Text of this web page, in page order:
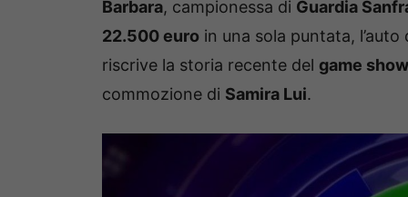
Barbara, campionessa di Guardia
22.500 euro in una sola puntata,
riscrive la storia recente del game show
commozione di Samira Lui.